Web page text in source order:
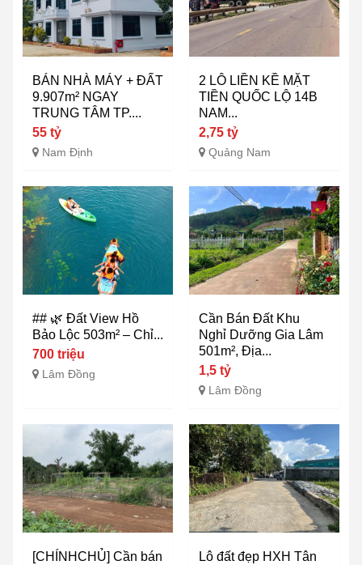
BÁN NHÀ MÁY + ĐẤT
9.907m² NGAY
TRUNG TÂM TP....
55 tỷ
Nam Định
2 LÔ LIỀN KỀ MẶT
TIỀN QUỐC LỘ 14B
NAM...
2,75 tỷ
Quảng Nam
## 🌿 Đất View Hồ
Bảo Lộc 503m² – Chỉ...
700 triệu
Lâm Đồng
Cần Bán Đất Khu
Nghỉ Dưỡng Gia Lâm
501m², Địa...
1,5 tỷ
Lâm Đồng
[CHÍNHCHỦ] Cần bán
Lô đất đẹp HXH Tân